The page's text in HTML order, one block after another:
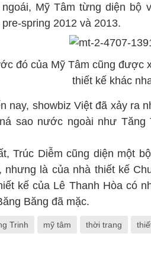
ngoái, Mỹ Tâm từng diện
spring 2012 và 2013.
đó của Mỹ Tâm cũng được
thiết kế khác
nay, showbiz Việt đã xảy ra
sao nước ngoài như Tăng
Trúc Diễm cũng diện một
nhưng là của nhà thiết kế
kế của Lê Thanh Hòa có
Băng đã mặc.
Trinh mỹ tâm thời trang